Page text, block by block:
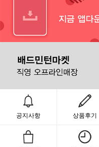
공지사항 상품후기